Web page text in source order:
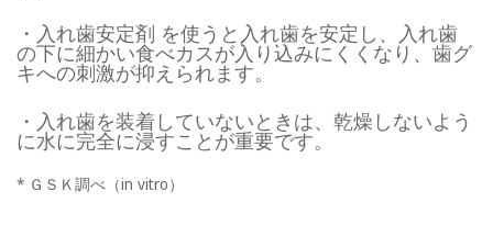
・入れ歯安定剤 を使うと入れ歯を安定し、入れ歯
の下に細かい食べカスが入り込みにくくなり、歯グ
キへの刺激が抑えられます。
・入れ歯を装着していないときは、乾燥しないよう
に水に完全に浸すことが重要です。
* ＧＳＫ調べ（in vitro）